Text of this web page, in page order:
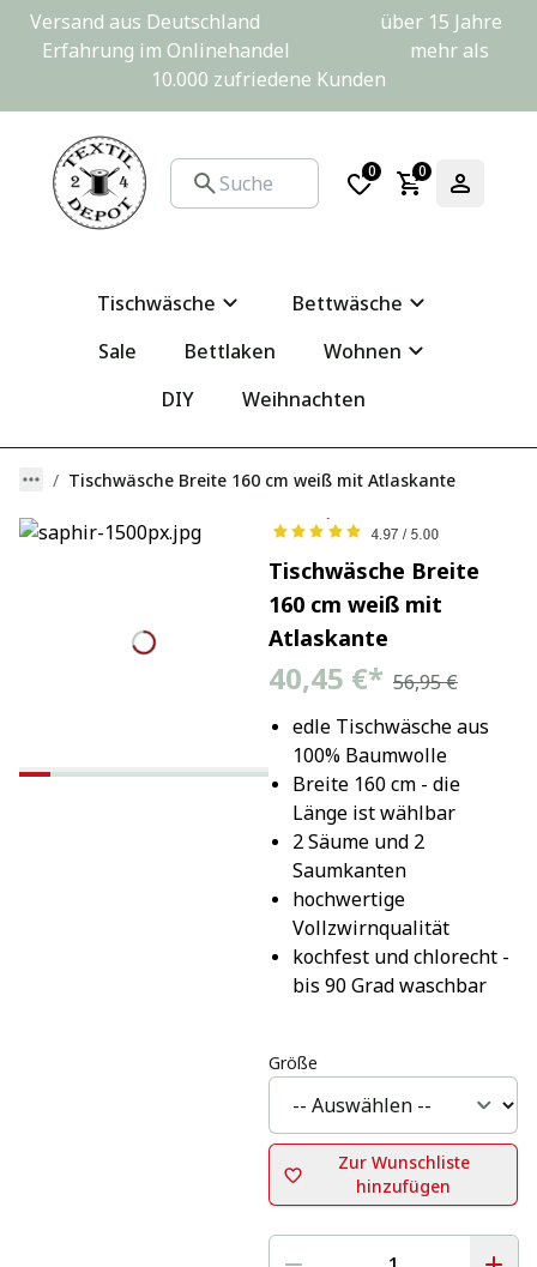
Versand aus Deutschland                         über 15 Jahre
Erfahrung im Onlinehandel                         mehr als
10.000 zufriedene Kunden
0 0
Tischwäsche
Bettwäsche
Sale
Bettlaken
Wohnen
DIY
Weihnachten
Tischwäsche Breite 160 cm weiß mit Atlaskante
Tischwäsche Breite
160 cm weiß mit
Atlaskante
40,45 €* 56,95 €
edle Tischwäsche aus
100% Baumwolle
Breite 160 cm - die
Länge ist wählbar
2 Säume und 2
Saumkanten
hochwertige
Vollzwirnqualität
kochfest und chlorecht -
bis 90 Grad waschbar
Größe
Zur Wunschliste
hinzufügen